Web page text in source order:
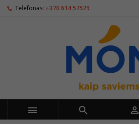
Telefonas: +370 614 57529
  